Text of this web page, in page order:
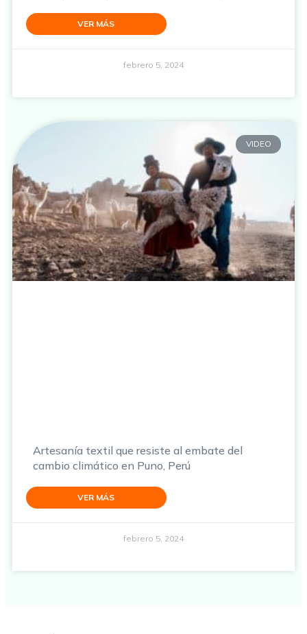
VER MÁS
febrero 5, 2024
VIDEO
Artesanía textil que resiste al embate del
cambio climático en Puno, Perú
VER MÁS
febrero 5, 2024